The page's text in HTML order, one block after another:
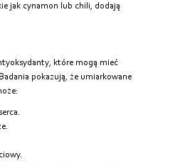
jak cynamon lub chili, dodają
które mogą mieć
pokazują, że umiarkowane